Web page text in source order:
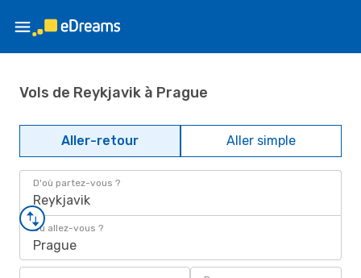
Vols de Reykjavik à Prague
Aller-retour Aller simple
D'où partez-vous ?
Reykjavik
Où allez-vous ?
Prague